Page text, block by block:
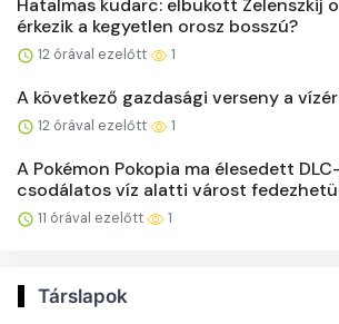
Hatalmas kudarc: elbukott Zelenszkij
érkezik a kegyetlen orosz bosszú?
12 órával ezelőtt 1
A következő gazdasági verseny a
12 órával ezelőtt 1
A Pokémon Pokopia ma élesedett
csodálatos víz alatti várost
11 órával ezelőtt 1
Társlapok